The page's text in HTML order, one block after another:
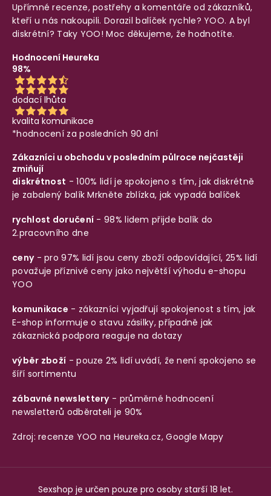
Upřímné recenze, postřehy a komentáře od zákazníků,
kteří u nás nakoupili. Dorazil balíček rychle? YOO. A byl
diskrétní? Taky YOO! Moc děkujeme, že hodnotíte.
Hodnocení Heureka
98%
dodací lhůta
kvalita komunikace
*hodnocení za posledních 90 dní
Zákazníci u obchodu v posledním půlroce nejčastěji
zmiňují
diskrétnost - 100% lidí je spokojeno s tím, jak diskrétně
je zabalený balíkMrkněte zblízka, jak vypadá balíček
rychlost doručení - 98% lidem přijde balík do
2.pracovního dne
ceny- pro 97% lidí jsou ceny zboží odpovídající, 25% lidí
považuje příznivé ceny jako největší výhodu e-shopu
YOO
komunikace - zákazníci vyjadřují spokojenost s tím, jak
E-shop informuje o stavu zásilky, případně jak
zákaznická podpora reaguje na dotazy
výběr zboží - pouze 2% lidí uvádí, že není spokojeno se
šíří sortimentu
zábavné newslettery- průměrné hodnocení
newsletterů odběrateli je 90%
Zdroj: recenze YOO na Heureka.cz,Google Mapy
Sexshop je určen pouze pro osoby starší 18 let.